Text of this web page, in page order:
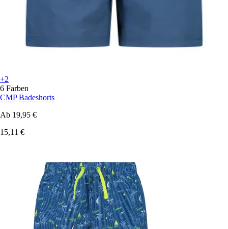
+2
6 Farben
CMP Badeshorts
Ab 19,95 €
15,11 €